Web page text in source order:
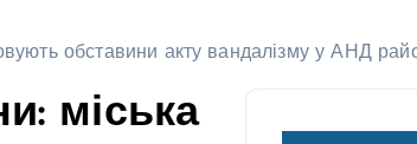
обставини акту вандалізму у АНД
міська